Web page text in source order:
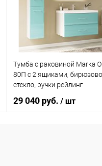
В избранное Под
Тумба с раковиной Marka
80П с 2 ящиками,
стекло, ручки рейлинг
29 040 руб. / шт